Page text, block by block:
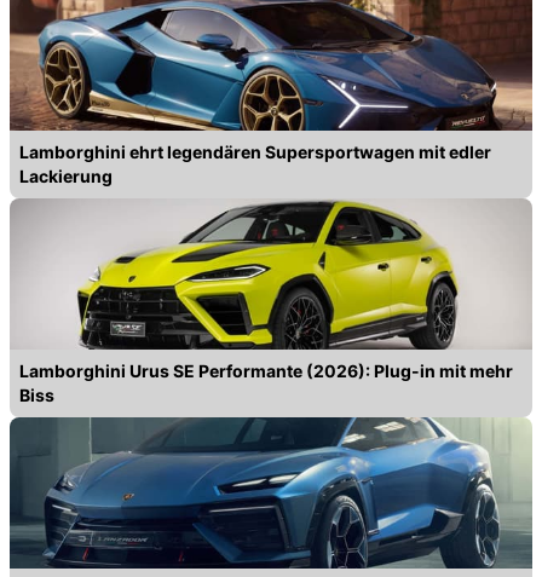
Lamborghini ehrt legendären Supersportwagen mit edler
Lackierung
Lamborghini Urus SE Performante (2026): Plug-in mit mehr
Biss